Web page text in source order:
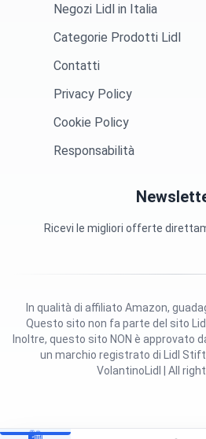
Negozi Lidl in Italia
Categorie Prodotti Lidl
Contatti
Privacy Policy
Cookie Policy
Responsabilità
Ricevi le migliori offerte
Questo sito non fa parte del sito Lidl
Inoltre, questo sito NON è approvato
un marchio registrato di Lidl
VolantinoLidl | All
In qualità di affiliato Amazon,